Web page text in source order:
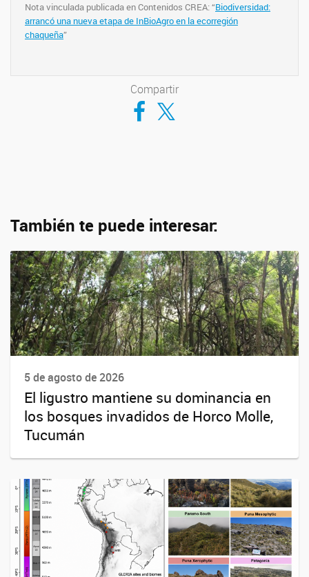
Nota vinculada publicada en Contenidos CREA: “Biodiversidad:
arrancó una nueva etapa de InBioAgro en la ecorregión
chaqueña”
Compartir
Compartir en Facebook
Compartir en Twitter
También te puede interesar:
5 de agosto de 2026
El ligustro mantiene su dominancia en
los bosques invadidos de Horco Molle,
Tucumán